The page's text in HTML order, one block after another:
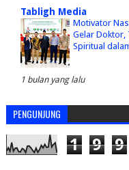
Tabligh Media
Motivator
Gelar Doktor,
Spiritual
1 bulan yang lalu
PENGUNJUNG
1 9 9